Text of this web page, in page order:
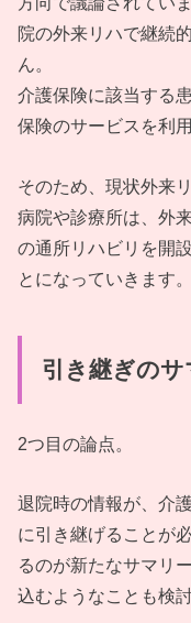
院の外来リハで継続
ん。
介護保険に該当する
保険のサービスを利
そのため、現状外来
病院や診療所は、外
の通所リハビリを開
とになっていきます。
引き継ぎのサ
2つ目の論点。
退院時の情報が、介
に引き継げることが
るのが新たなサマリ
込むようなことも検